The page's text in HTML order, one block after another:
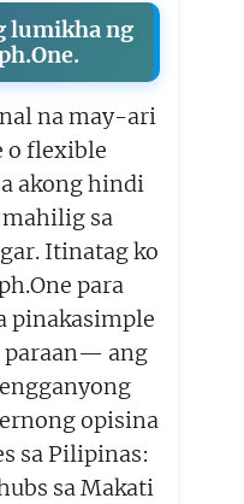
lumikha ng
na may-ari
o flexible
akong hindi
sa
Itinatag ko
para
pinakasimple
paraan— ang
opisina
sa Pilipinas:
sa Makati